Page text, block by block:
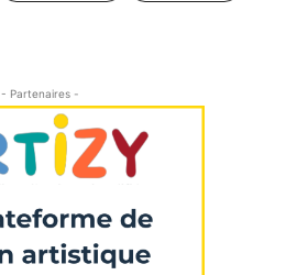
- Partenaires -